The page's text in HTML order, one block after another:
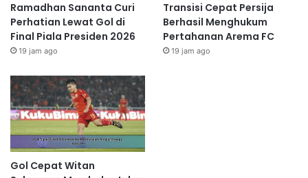
Ramadhan Sananta Curi
Perhatian Lewat Gol di
Final Piala Presiden 2026
19 jam ago
Transisi Cepat Persija
Berhasil Menghukum
Pertahanan Arema FC
19 jam ago
Gol Cepat Witan